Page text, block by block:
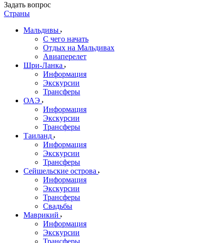
Задать вопрос
Страны
Мальдивы
С чего начать
Отдых на Мальдивах
Авиаперелет
Шри-Ланка
Информация
Экскурсии
Трансферы
ОАЭ
Информация
Экскурсии
Трансферы
Таиланд
Информация
Экскурсии
Трансферы
Сейшельские острова
Информация
Экскурсии
Трансферы
Свадьбы
Маврикий
Информация
Экскурсии
Трансферы